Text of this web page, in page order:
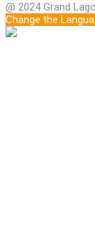
@ 2024 Grand
Change the